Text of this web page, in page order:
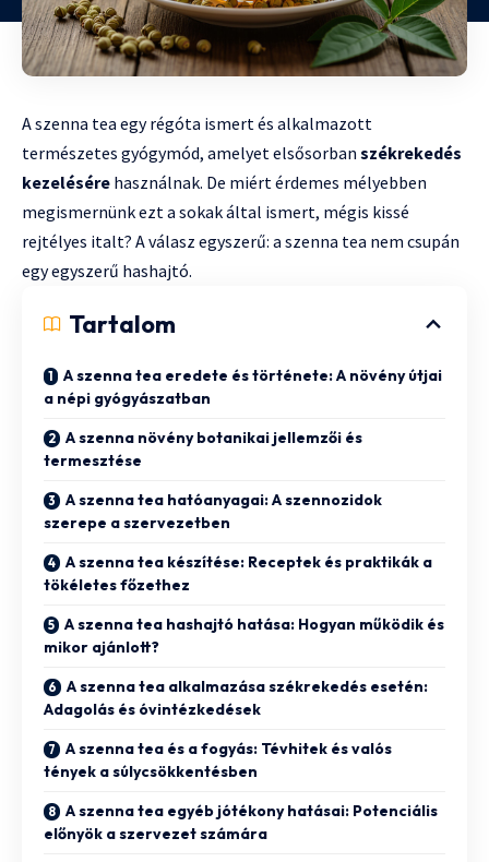
A szenna tea egy régóta ismert és alkalmazott
természetes gyógymód, amelyet elsősorban székrekedés
kezelésére használnak. De miért érdemes mélyebben
megismernünk ezt a sokak által ismert, mégis kissé
rejtélyes italt? A válasz egyszerű: a szenna tea nem csupán
egy egyszerű hashajtó.
Tartalom
A szenna tea eredete és története: A növény útjai
a népi gyógyászatban
A szenna növény botanikai jellemzői és
termesztése
A szenna tea hatóanyagai: A szennozidok
szerepe a szervezetben
A szenna tea készítése: Receptek és praktikák a
tökéletes főzethez
A szenna tea hashajtó hatása: Hogyan működik és
mikor ajánlott?
A szenna tea alkalmazása székrekedés esetén:
Adagolás és óvintézkedések
A szenna tea és a fogyás: Tévhitek és valós
tények a súlycsökkentésben
A szenna tea egyéb jótékony hatásai: Potenciális
előnyök a szervezet számára